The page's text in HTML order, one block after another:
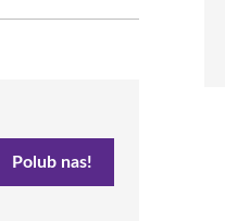
Polub nas!